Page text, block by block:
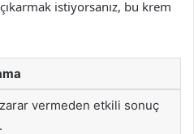
istiyorsanız, bu krem
vermeden etkili sonuç